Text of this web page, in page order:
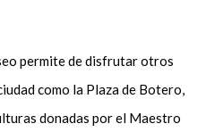
permite de disfrutar otros
como la Plaza de Botero,
donadas por el Maestro